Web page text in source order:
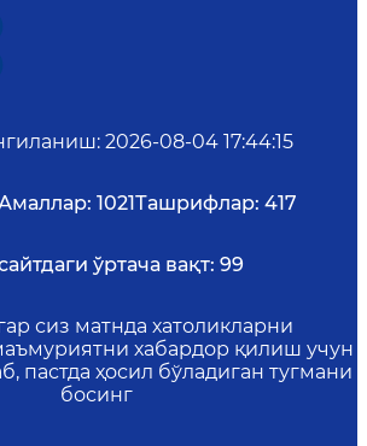
: 2026-08-04 17:44:15
1021Ташрифлар: 417
ўртача вақт: 99
сиз матнда хатоликларни
хабардор қилиш учун
пастда ҳосил бўладиган тугмани
босинг